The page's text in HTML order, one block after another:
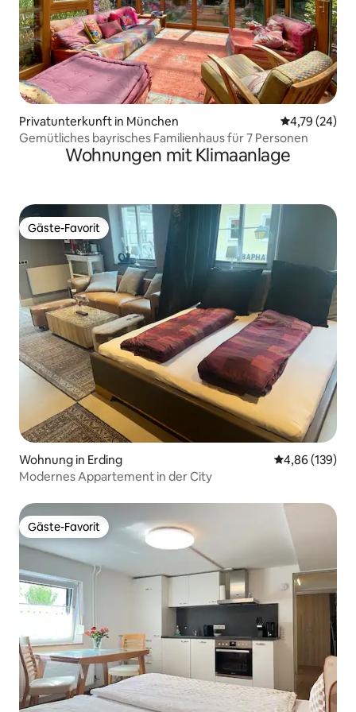
Privatunterkunft in München
4,79 (24)
Gemütliches bayrisches Familienhaus für 7 Personen
Wohnungen mit Klimaanlage
Gäste-Favorit
Gäste-Favorit
Wohnung in Erding
4,86 (139)
Modernes Appartement in der City
Gäste-Favorit
Gäste-Favorit